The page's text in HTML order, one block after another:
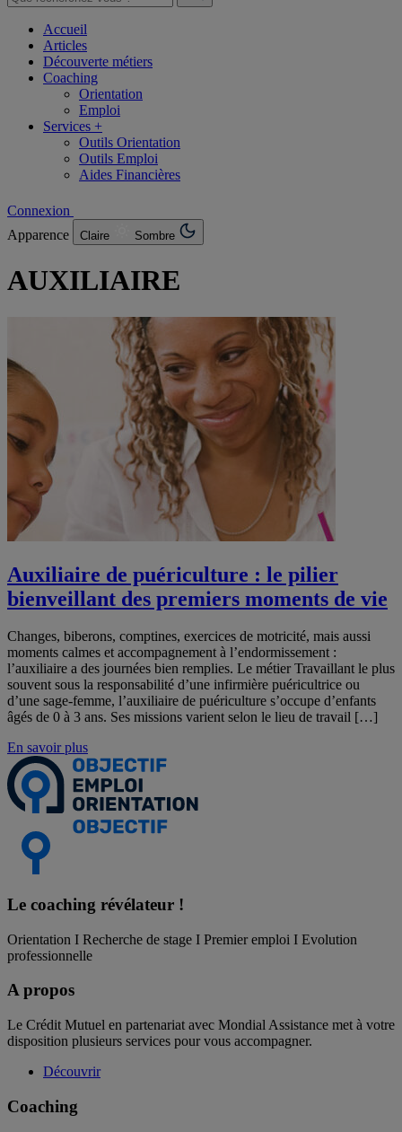
Accueil
Articles
Découverte métiers
Coaching
Orientation
Emploi
Services +
Outils Orientation
Outils Emploi
Aides Financières
Connexion
Apparence
Claire Sombre
AUXILIAIRE
Auxiliaire de puériculture : le pilier
bienveillant des premiers moments de vie
Changes, biberons, comptines, exercices de motricité, mais aussi
moments calmes et accompagnement à l’endormissement :
l’auxiliaire a des journées bien remplies. Le métier Travaillant le plus
souvent sous la responsabilité d’une infirmière puéricultrice ou
d’une sage-femme, l’auxiliaire de puériculture s’occupe d’enfants
âgés de 0 à 3 ans. Ses missions varient selon le lieu de travail […]
En savoir plus
Le coaching révélateur !
Orientation I Recherche de stage I Premier emploi I Evolution
professionnelle
A propos
Le Crédit Mutuel en partenariat avec Mondial Assistance met à votre
disposition plusieurs services pour vous accompagner.
Découvrir
Coaching